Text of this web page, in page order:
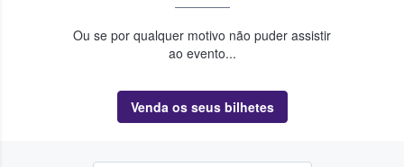
Ou se por qualquer motivo não puder assistir
ao evento...
Venda os seus bilhetes